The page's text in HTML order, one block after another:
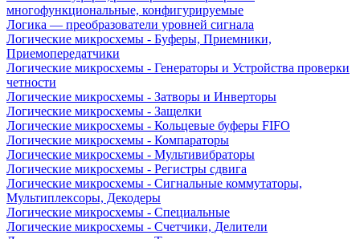
многофункциональные, конфигурируемые
Логика — преобразователи уровней сигнала
Логические микросхемы - Буферы, Приемники,
Приемопередатчики
Логические микросхемы - Генераторы и Устройства проверки
четности
Логические микросхемы - Затворы и Инверторы
Логические микросхемы - Защелки
Логические микросхемы - Кольцевые буферы FIFO
Логические микросхемы - Компараторы
Логические микросхемы - Мультивибраторы
Логические микросхемы - Регистры сдвига
Логические микросхемы - Сигнальные коммутаторы,
Мультиплексоры, Декодеры
Логические микросхемы - Специальные
Логические микросхемы - Счетчики, Делители